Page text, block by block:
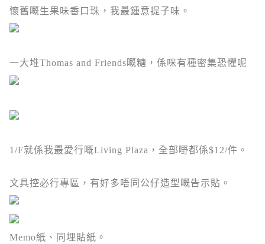
懷舊嘅生果味香口珠，我最鍾意提子味。
一大堆Thomas and Friends嘅糖，係咪有種密集恐懼呢
1/F就係我最愛行嘅Living Plaza，全部嘢都係$12/件。
文具控必行專區，有好多唔同公仔造型嘅告示貼。
Memo紙、同埋貼紙。